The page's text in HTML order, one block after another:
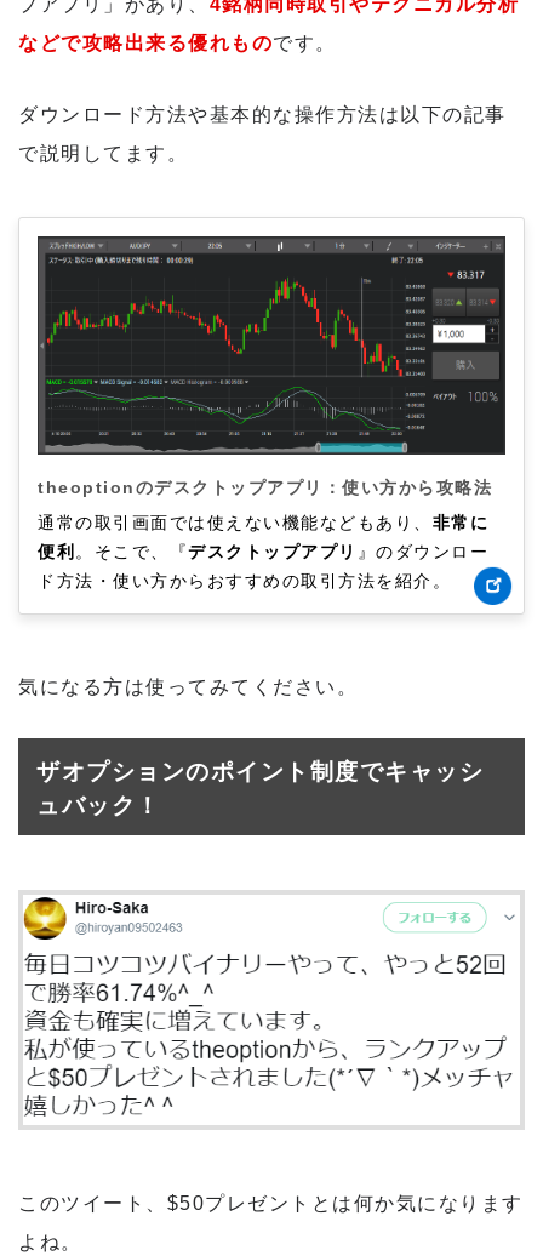
プアプリ」があり、 4銘柄同時取引やテクニカル分析
などで攻略出来る優れものです。
ダウンロード方法や基本的な操作方法は以下の記事
で説明してます。
theoptionのデスクトップアプリ：使い方から攻略法
通常の取引画面では使えない機能などもあり、 非常に
便利 。そこで、『デスクトップアプリ 』のダウンロー
ド方法・使い方からおすすめの取引方法を紹介。
気になる方は使ってみてください。
ザオプションのポイント制度でキャッシ
ュバック！
このツイート、$50プレゼントとは何か気になります
よね。